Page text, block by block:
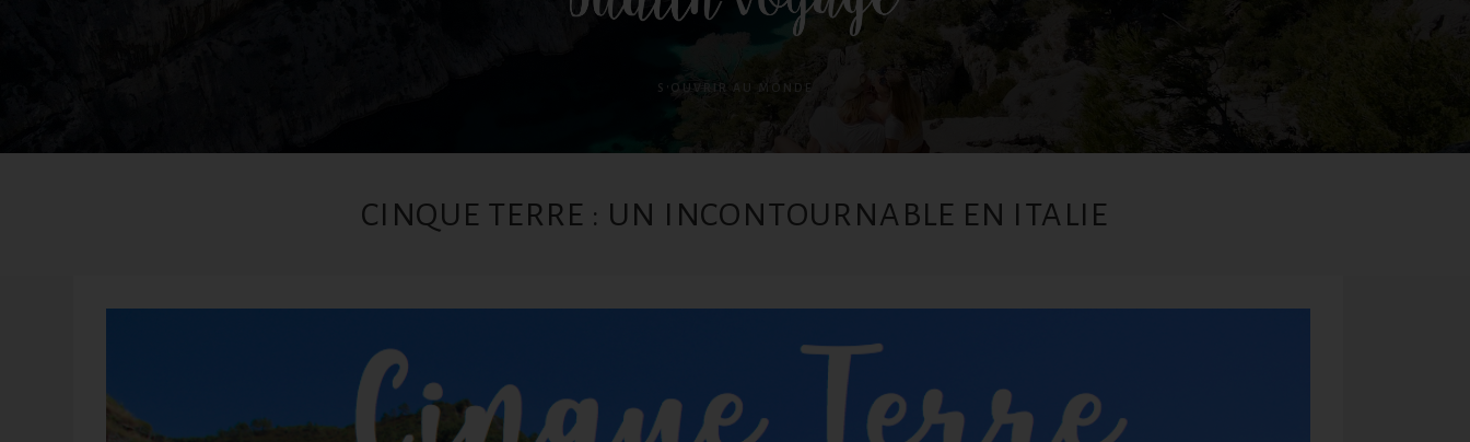
S'OUVRIR AU MONDE
CINQUE TERRE : UN INCONTOURNABLE EN ITALIE